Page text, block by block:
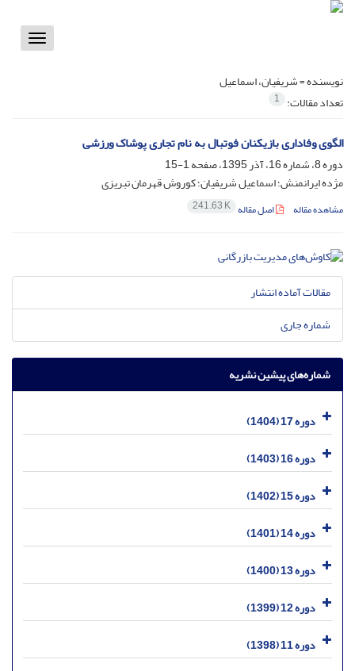
Toggle
نویسنده =شریفیان، اسماعیل
تعداد مقالات: 1
الگوی وفاداری بازیکنان فوتبال به نام تجاری پوشاک ورزشی
دوره 8، شماره 16، آذر 1395، صفحه
1-15
مژده ایرانمنش؛ اسماعیل شریفیان؛ کوروش قهرمان تبریزی
مشاهده مقاله اصل مقاله 241.63 K
مقالات آماده انتشار
شماره جاری
شماره‌های پیشین نشریه
دوره 17 (1404)
دوره 16 (1403)
دوره 15 (1402)
دوره 14 (1401)
دوره 13 (1400)
دوره 12 (1399)
دوره 11 (1398)